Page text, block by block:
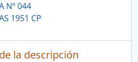
Nº 044
1951 CP
la descripción